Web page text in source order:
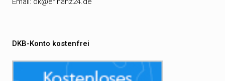
DKB-Konto kostenfrei